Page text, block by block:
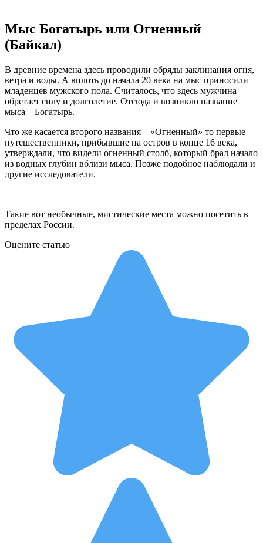
Мыс Богатырь или Огненный
(Байкал)
В древние времена здесь проводили обряды заклинания огня,
ветра и воды. А вплоть до начала 20 века на мыс приносили
младенцев мужского пола. Считалось, что здесь мужчина
обретает силу и долголетие. Отсюда и возникло название
мыса – Богатырь.
Что же касается второго названия – «Огненный» то первые
путешественники, прибывшие на остров в конце 16 века,
утверждали, что видели огненный столб, который брал начало
из водных глубин вблизи мыса. Позже подобное наблюдали и
другие исследователи.
Такие вот необычные, мистические места можно посетить в
пределах России.
Оцените статью